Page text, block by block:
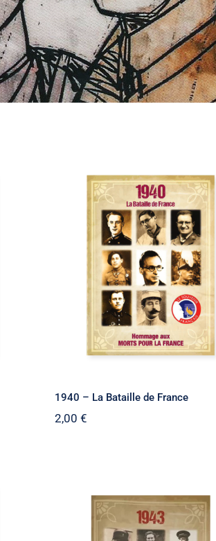
1940 – La Bataille de
France
1940 – La Bataille de France
2,00€